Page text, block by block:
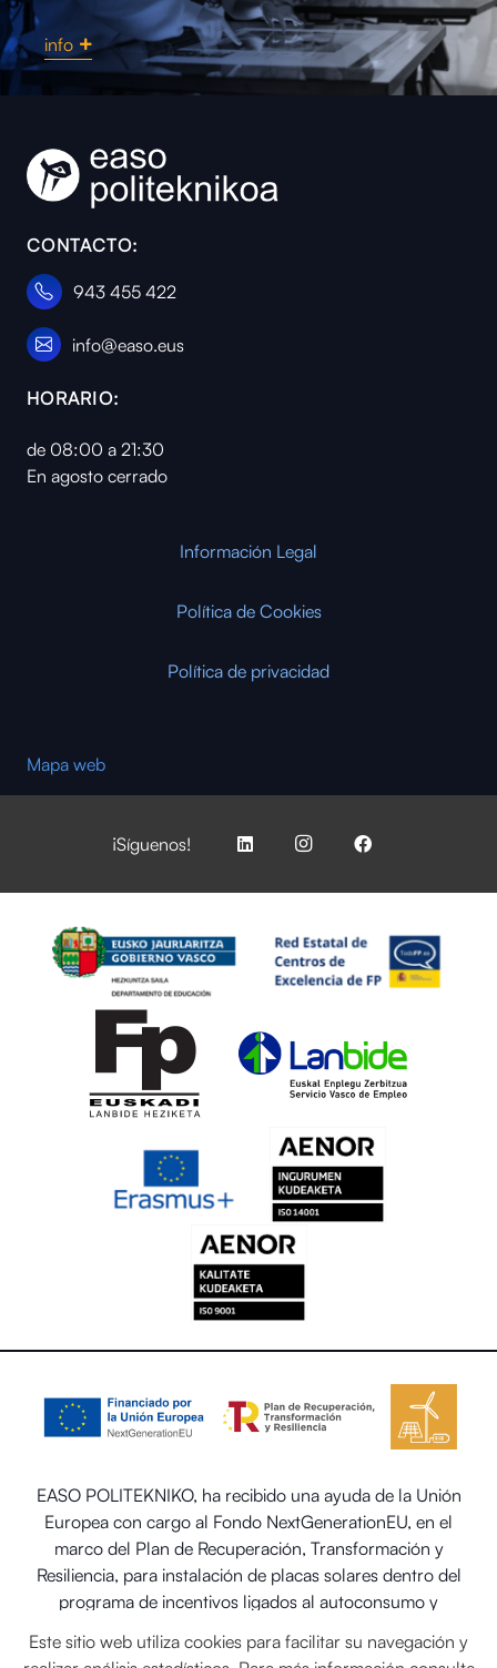
info
CONTACTO:
943 455 422
info@easo.eus
HORARIO:
de 08:00 a 21:30
En agosto cerrado
Información Legal
Política de Cookies
Política de privacidad
Mapa web
¡Síguenos!
EASO POLITEKNIKO, ha recibido una ayuda de la Unión
Europea con cargo al Fondo NextGenerationEU, en el
marco del Plan de Recuperación, Transformación y
Resiliencia, para instalación de placas solares dentro del
programa de incentivos ligados al autoconsumo y
como la implantación de sistemas térmicos renovables en
Este sitio web utiliza cookies para facilitar su navegación y